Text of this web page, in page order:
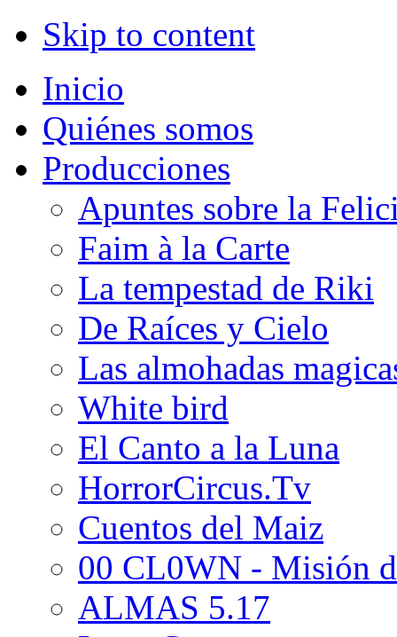
Skip to content
Inicio
Quiénes somos
Producciones
Apuntes sobre la
Faim à la Carte
La tempestad de Riki
De Raíces y Cielo
Las almohadas
White bird
El Canto a la Luna
HorrorCircus.Tv
Cuentos del Maiz
00 CL0WN - Misión
ALMAS 5.17